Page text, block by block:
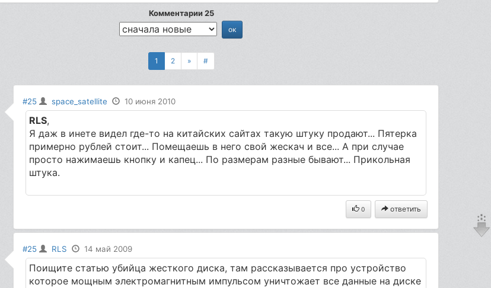
Комментарии 25
1 2 » #
#25 space_satellite 10 июня 2010
RLS,
Я даж в инете видел где-то на китайских сайтах такую штуку продают... Пятерка
примерно рублей стоит... Помещаешь в него свой жескач и все... А при случае
просто нажимаешь кнопку и капец... По размерам разные бывают... Прикольная
штука.
0 ответить
#25 RLS 14 май 2009
Поищите статью убийца жесткого диска, там рассказывается про устройство
которое мощным электромагнитным импульсом уничтожает все данные на диске